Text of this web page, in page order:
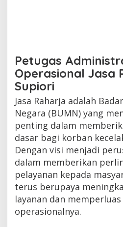
Petugas
Operasional Jasa
Supiori
Jasa Raharja adalah
Negara (BUMN) yang
penting dalam
dasar bagi korban
Dengan visi menjadi
dalam memberikan
pelayanan kepada
terus berupaya
layanan dan
operasionalnya.